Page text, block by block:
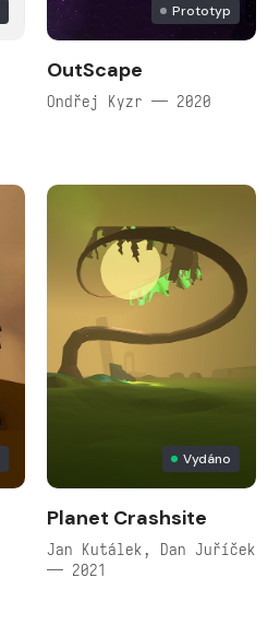
Prototyp
OutScape
Ondřej Kyzr — 2020
Vydáno
Planet Crashsite
Jan Kutálek, Dan Juříček
— 2021